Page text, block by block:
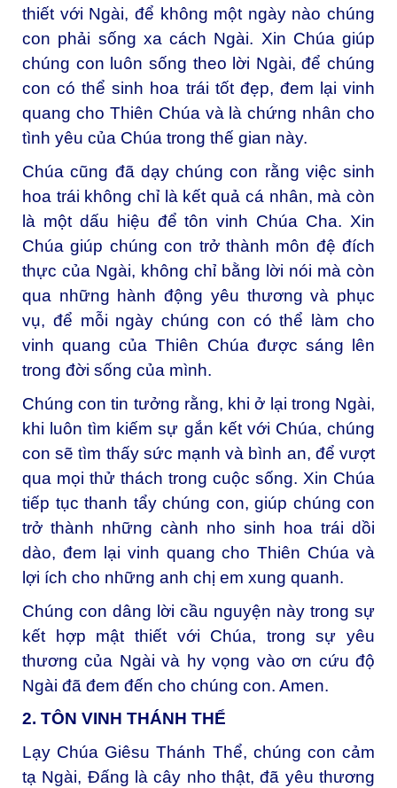
thiết với Ngài, để không một ngày nào chúng
con phải sống xa cách Ngài. Xin Chúa giúp
chúng con luôn sống theo lời Ngài, để chúng
con có thể sinh hoa trái tốt đẹp, đem lại vinh
quang cho Thiên Chúa và là chứng nhân cho
tình yêu của Chúa trong thế gian này.
Chúa cũng đã dạy chúng con rằng việc sinh
hoa trái không chỉ là kết quả cá nhân, mà còn
là một dấu hiệu để tôn vinh Chúa Cha. Xin
Chúa giúp chúng con trở thành môn đệ đích
thực của Ngài, không chỉ bằng lời nói mà còn
qua những hành động yêu thương và phục
vụ, để mỗi ngày chúng con có thể làm cho
vinh quang của Thiên Chúa được sáng lên
trong đời sống của mình.
Chúng con tin tưởng rằng, khi ở lại trong Ngài,
khi luôn tìm kiếm sự gắn kết với Chúa, chúng
con sẽ tìm thấy sức mạnh và bình an, để vượt
qua mọi thử thách trong cuộc sống. Xin Chúa
tiếp tục thanh tẩy chúng con, giúp chúng con
trở thành những cành nho sinh hoa trái dồi
dào, đem lại vinh quang cho Thiên Chúa và
lợi ích cho những anh chị em xung quanh.
Chúng con dâng lời cầu nguyện này trong sự
kết hợp mật thiết với Chúa, trong sự yêu
thương của Ngài và hy vọng vào ơn cứu độ
Ngài đã đem đến cho chúng con. Amen.
2. TÔN VINH THÁNH THỂ
Lạy Chúa Giêsu Thánh Thể, chúng con cảm
tạ Ngài, Đấng là cây nho thật, đã yêu thương